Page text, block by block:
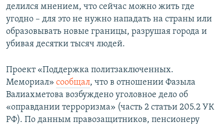
делился мнением, что сейчас можно жить где
угодно – для это не нужно нападать на страны или
образовывать новые границы, разрушая города и
убивая десятки тысяч людей.
Проект «Поддержка политзаключенных.
Мемориал» сообщал, что в отношении Фазыла
Валиахметова возбуждено уголовное дело об
«оправдании терроризма» (часть 2 статьи 205.2 УК
РФ). По данным правозащитников, пенсионеру